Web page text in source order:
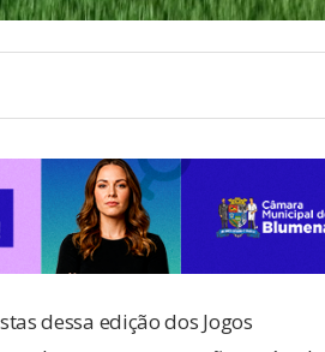
dessa edição dos Jogos